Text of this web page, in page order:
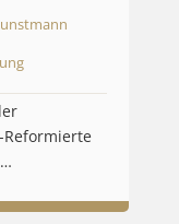
Reformierte